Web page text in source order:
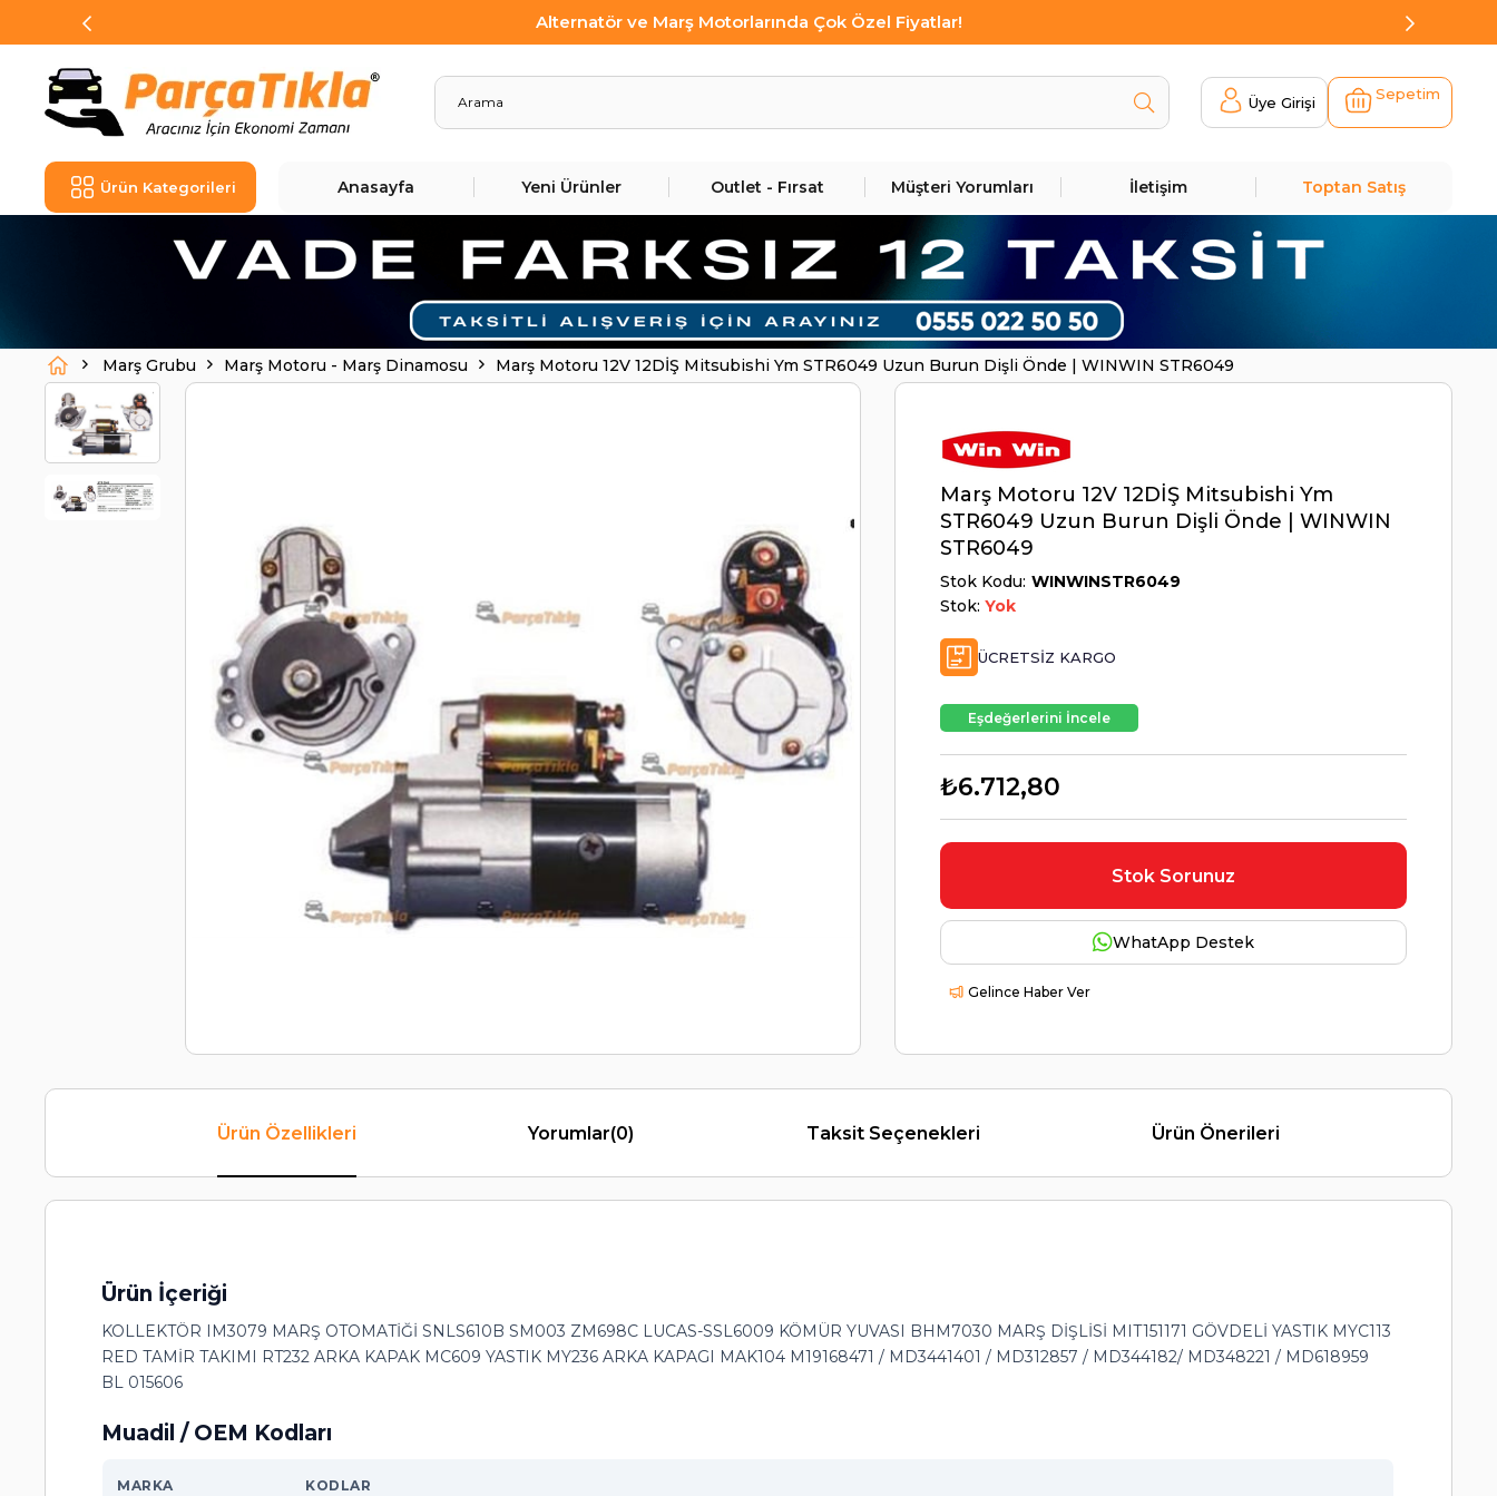
Alternatör ve Marş Motorlarında Çok Özel Fiyatlar!
Üye Girişi Sepetim
Ürün Kategorileri Anasayfa Yeni Ürünler Outlet - Fırsat Müşteri Yorumları İletişim Toptan Satış
Marş Grubu Marş Motoru - Marş Dinamosu Marş Motoru 12V 12DİŞ Mitsubishi Ym STR6049 Uzun Burun Dişli Önde | WINWIN STR6049
Marş Motoru 12V 12DİŞ Mitsubishi Ym
STR6049 Uzun Burun Dişli Önde | WINWIN
STR6049
Stok Kodu WINWINSTR6049
Stok: Yok
ÜCRETSIZ KARGO
Eşdeğerlerini İncele
₺6.712,80
Stok Sorunuz
WhatApp Destek
Gelince Haber Ver
Ürün Özellikleri Yorumlar(0) Taksit Seçenekleri Ürün Önerileri
Ürün İçeriği
KOLLEKTÖR IM3079 MARŞ OTOMATİĞİ SNLS610B SM003 ZM698C LUCAS-SSL6009 KÖMÜR YUVASI BHM7030 MARŞ DİŞLİSİ MIT151171 GÖVDELİ YASTIK MYC113
RED TAMİR TAKIMI RT232 ARKA KAPAK MC609 YASTIK MY236 ARKA KAPAGI MAK104 M19168471 / MD3441401 / MD312857 / MD344182/ MD348221 / MD618959
BL 015606
Muadil / OEM Kodları
MARKA KODLAR